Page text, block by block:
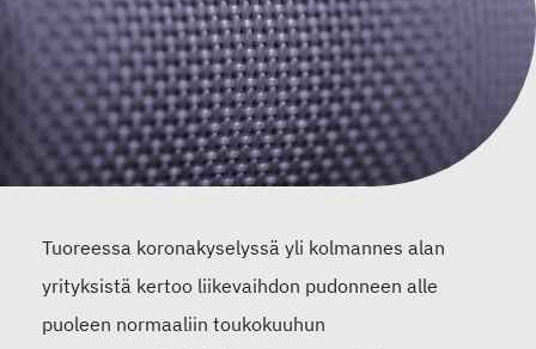
Tuoreessa koronakyselyssä yli kolmannes alan
yrityksistä kertoo liikevaihdon pudonneen alle
puoleen normaaliin toukokuuhun